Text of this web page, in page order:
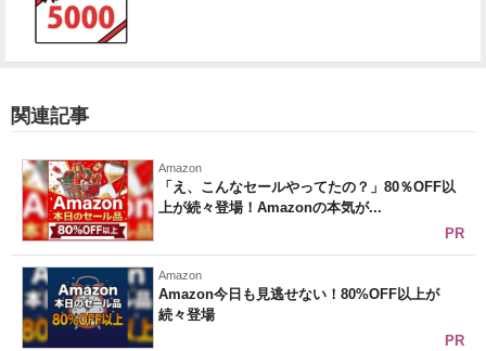
関連記事
Amazon
「え、こんなセールやってたの？」80％OFF以
上が続々登場！Amazonの本気が...
PR
Amazon
Amazon今日も見逃せない！80%OFF以上が
続々登場
PR